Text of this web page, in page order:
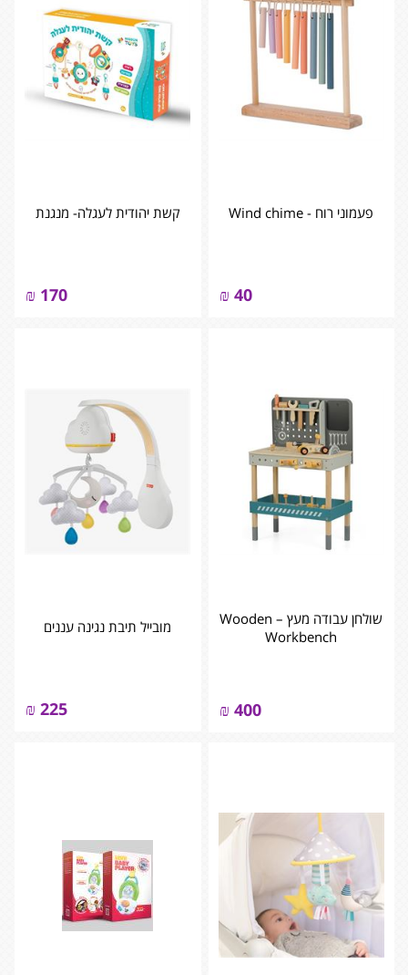
פעמוני רוח - ‏‏‏‏Wind chime
40
₪
קשת יהודית לעגלה- מנגנת
170
₪
שולחן עבודה מעץ – ‏‏‏‏Wooden
Workbench
400
₪
מובייל תיבת נגינה עננים
225
₪